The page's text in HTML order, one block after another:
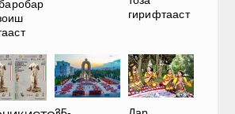
гирифтааст